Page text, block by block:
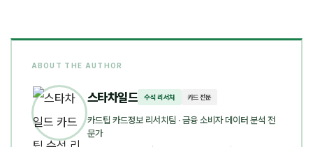
ABOUT THE AUTHOR
스타차일드 수석 리서처 카드 전문
카드팁 카드정보 리서치팀 · 금융 소비자 데이터 분석 전
문가